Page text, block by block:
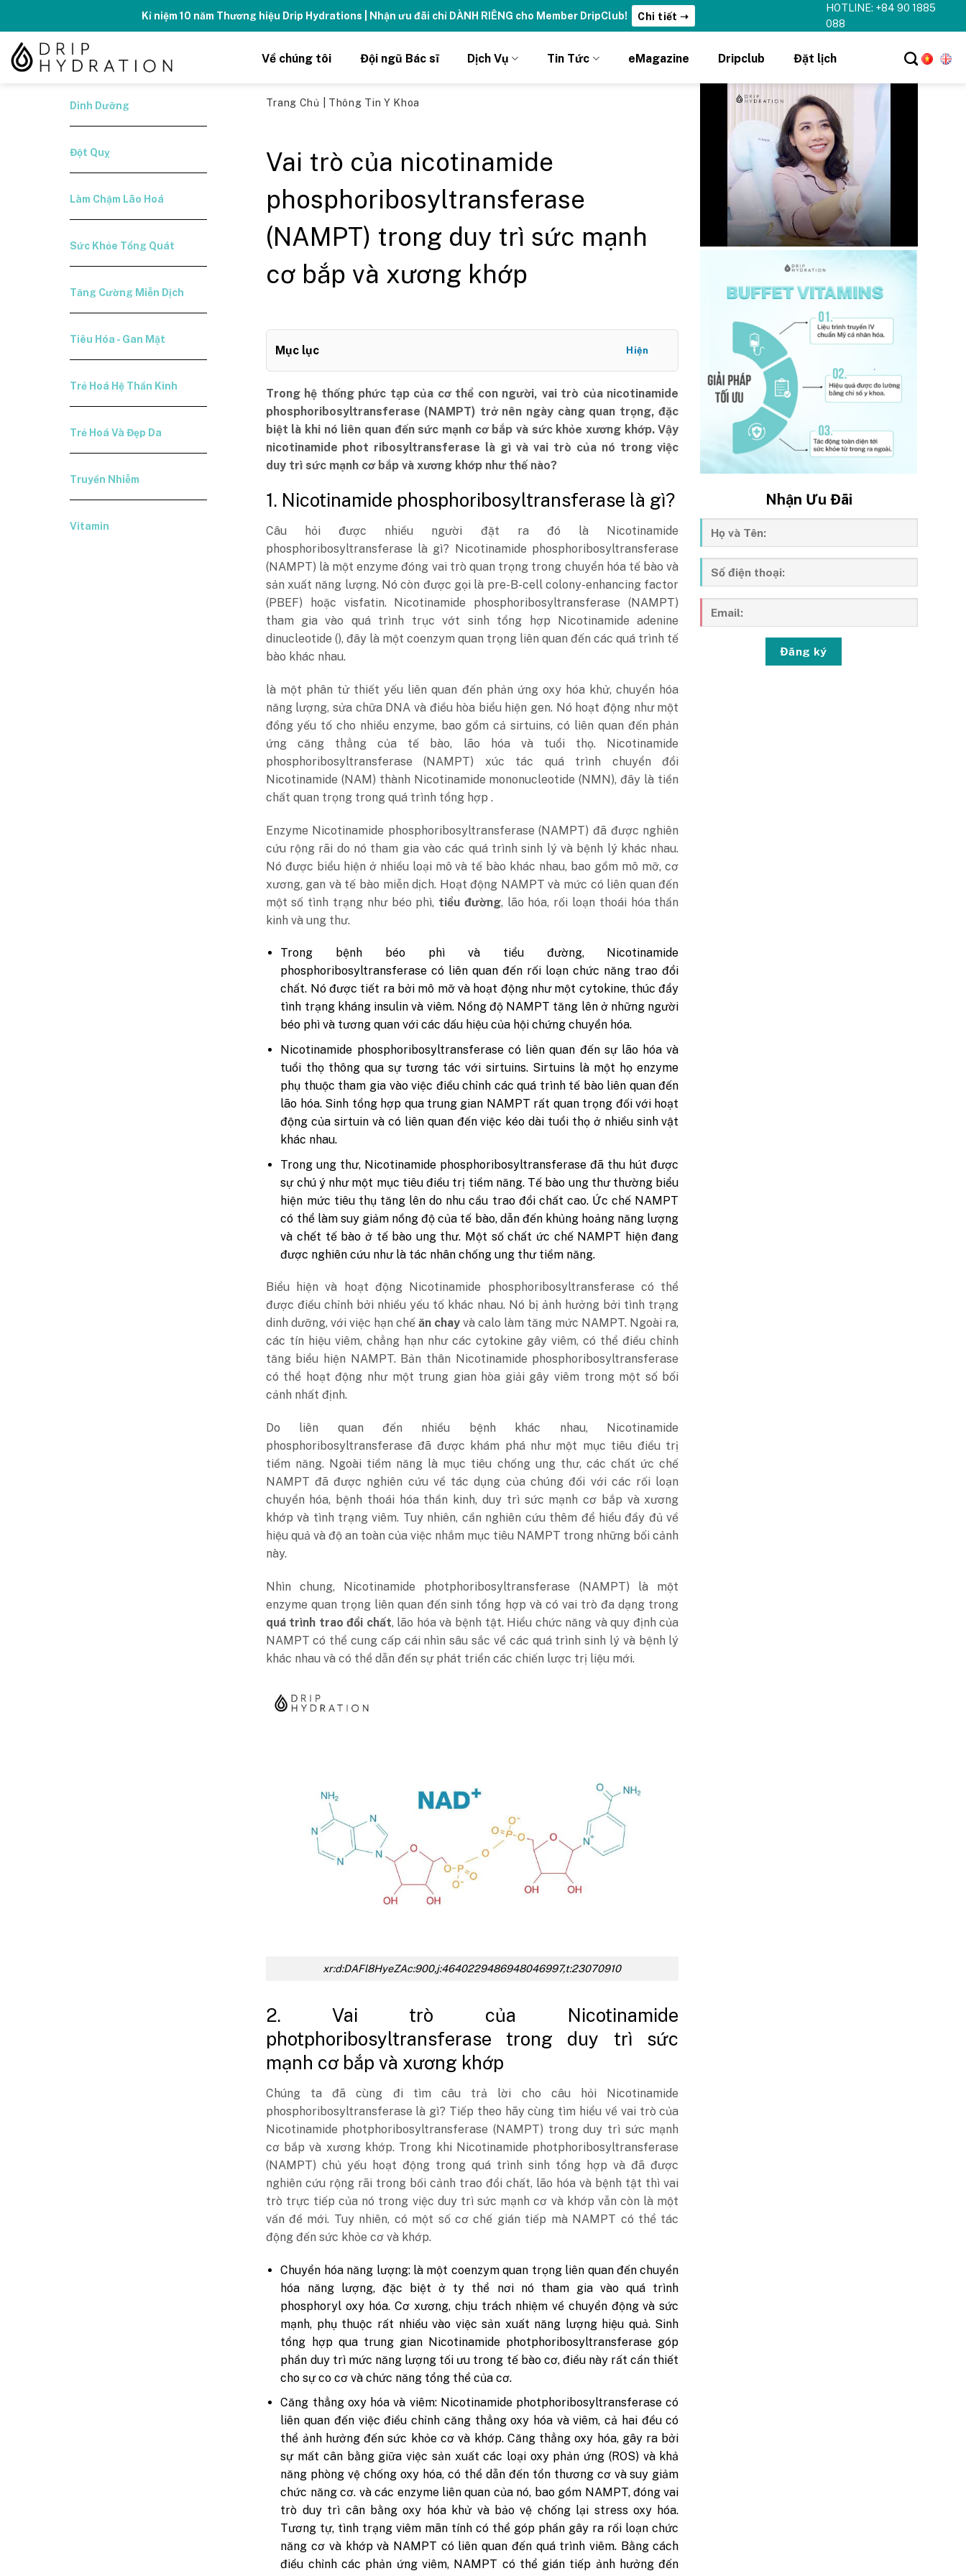
content
Kỉ niệm 10 năm Thương hiệu Drip Hydrations | Nhận ưu đãi chỉ DÀNH RIÊNG cho Member DripClub! Chi tiết ➝
HOTLINE: +84 90 1885
088
Về chúng tôi Đội ngũ Bác sĩ Dịch Vụ Tin Tức eMagazine Dripclub Đặt lịch
Dinh Dưỡng
Đột Quỵ
Làm Chậm Lão Hoá
Sức Khỏe Tổng Quát
Tăng Cường Miễn Dịch
Tiêu Hóa - Gan Mật
Trẻ Hoá Hệ Thần Kinh
Trẻ Hoá Và Đẹp Da
Truyền Nhiễm
Vitamin
Trang Chủ Thông Tin Y Khoa
Vai trò của nicotinamide
phosphoribosyltransferase
(NAMPT) trong duy trì sức mạnh
cơ bắp và xương khớp
Mục lục Hiện
Trong hệ thống phức tạp của cơ thể con người, vai trò của nicotinamide
phosphoribosyltransferase (NAMPT) trở nên ngày càng quan trọng, đặc
biệt là khi nó liên quan đến sức mạnh cơ bắp và sức khỏe xương khớp. Vậy
nicotinamide phot ribosyltransferase là gì và vai trò của nó trong việc
duy trì sức mạnh cơ bắp và xương khớp như thế nào?
1. Nicotinamide phosphoribosyltransferase là gì?
Câu hỏi được nhiều người đặt ra đó là Nicotinamide
phosphoribosyltransferase là gì? Nicotinamide phosphoribosyltransferase
(NAMPT) là một enzyme đóng vai trò quan trọng trong chuyển hóa tế bào và
sản xuất năng lượng. Nó còn được gọi là pre-B-cell colony-enhancing factor
(PBEF) hoặc visfatin. Nicotinamide phosphoribosyltransferase (NAMPT)
tham gia vào quá trình trục vớt sinh tổng hợp Nicotinamide adenine
dinucleotide (), đây là một coenzym quan trọng liên quan đến các quá trình tế
bào khác nhau.
là một phân tử thiết yếu liên quan đến phản ứng oxy hóa khử, chuyển hóa
năng lượng, sửa chữa DNA và điều hòa biểu hiện gen. Nó hoạt động như một
đồng yếu tố cho nhiều enzyme, bao gồm cả sirtuins, có liên quan đến phản
ứng căng thẳng của tế bào, lão hóa và tuổi thọ. Nicotinamide
phosphoribosyltransferase (NAMPT) xúc tác quá trình chuyển đổi
Nicotinamide (NAM) thành Nicotinamide mononucleotide (NMN), đây là tiền
chất quan trọng trong quá trình tổng hợp .
Enzyme Nicotinamide phosphoribosyltransferase (NAMPT) đã được nghiên
cứu rộng rãi do nó tham gia vào các quá trình sinh lý và bệnh lý khác nhau.
Nó được biểu hiện ở nhiều loại mô và tế bào khác nhau, bao gồm mô mỡ, cơ
xương, gan và tế bào miễn dịch. Hoạt động NAMPT và mức có liên quan đến
một số tình trạng như béo phì, tiểu đường, lão hóa, rối loạn thoái hóa thần
kinh và ung thư.
Trong bệnh béo phì và tiểu đường, Nicotinamide
phosphoribosyltransferase có liên quan đến rối loạn chức năng trao đổi
chất. Nó được tiết ra bởi mô mỡ và hoạt động như một cytokine, thúc đẩy
tình trạng kháng insulin và viêm. Nồng độ NAMPT tăng lên ở những người
béo phì và tương quan với các dấu hiệu của hội chứng chuyển hóa.
Nicotinamide phosphoribosyltransferase có liên quan đến sự lão hóa và
tuổi thọ thông qua sự tương tác với sirtuins. Sirtuins là một họ enzyme
phụ thuộc tham gia vào việc điều chỉnh các quá trình tế bào liên quan đến
lão hóa. Sinh tổng hợp qua trung gian NAMPT rất quan trọng đối với hoạt
động của sirtuin và có liên quan đến việc kéo dài tuổi thọ ở nhiều sinh vật
khác nhau.
Trong ung thư, Nicotinamide phosphoribosyltransferase đã thu hút được
sự chú ý như một mục tiêu điều trị tiềm năng. Tế bào ung thư thường biểu
hiện mức tiêu thụ tăng lên do nhu cầu trao đổi chất cao. Ức chế NAMPT
có thể làm suy giảm nồng độ của tế bào, dẫn đến khủng hoảng năng lượng
và chết tế bào ở tế bào ung thư. Một số chất ức chế NAMPT hiện đang
được nghiên cứu như là tác nhân chống ung thư tiềm năng.
Biểu hiện và hoạt động Nicotinamide phosphoribosyltransferase có thể
được điều chỉnh bởi nhiều yếu tố khác nhau. Nó bị ảnh hưởng bởi tình trạng
dinh dưỡng, với việc hạn chế ăn chayvà calo làm tăng mức NAMPT. Ngoài ra,
các tín hiệu viêm, chẳng hạn như các cytokine gây viêm, có thể điều chỉnh
tăng biểu hiện NAMPT. Bản thân Nicotinamide phosphoribosyltransferase
có thể hoạt động như một trung gian hòa giải gây viêm trong một số bối
cảnh nhất định.
Do liên quan đến nhiều bệnh khác nhau, Nicotinamide
phosphoribosyltransferase đã được khám phá như một mục tiêu điều trị
tiềm năng. Ngoài tiềm năng là mục tiêu chống ung thư, các chất ức chế
NAMPT đã được nghiên cứu về tác dụng của chúng đối với các rối loạn
chuyển hóa, bệnh thoái hóa thần kinh, duy trì sức mạnh cơ bắp và xương
khớp và tình trạng viêm. Tuy nhiên, cần nghiên cứu thêm để hiểu đầy đủ về
hiệu quả và độ an toàn của việc nhắm mục tiêu NAMPT trong những bối cảnh
này.
Nhìn chung, Nicotinamide photphoribosyltransferase (NAMPT) là một
enzyme quan trọng liên quan đến sinh tổng hợp và có vai trò đa dạng trong
quá trình trao đổi chất, lão hóa và bệnh tật. Hiểu chức năng và quy định của
NAMPT có thể cung cấp cái nhìn sâu sắc về các quá trình sinh lý và bệnh lý
khác nhau và có thể dẫn đến sự phát triển các chiến lược trị liệu mới.
xr:d:DAFl8HyeZAc:900,j:4640229486948046997,t:23070910
2. Vai trò của Nicotinamide
photphoribosyltransferase trong duy trì sức
mạnh cơ bắp và xương khớp
Chúng ta đã cùng đi tìm câu trả lời cho câu hỏi Nicotinamide
phosphoribosyltransferase là gì? Tiếp theo hãy cùng tìm hiểu về vai trò của
Nicotinamide photphoribosyltransferase (NAMPT) trong duy trì sức mạnh
cơ bắp và xương khớp. Trong khi Nicotinamide photphoribosyltransferase
(NAMPT) chủ yếu hoạt động trong quá trình sinh tổng hợp và đã được
nghiên cứu rộng rãi trong bối cảnh trao đổi chất, lão hóa và bệnh tật thì vai
trò trực tiếp của nó trong việc duy trì sức mạnh cơ và khớp vẫn còn là một
vấn đề mới. Tuy nhiên, có một số cơ chế gián tiếp mà NAMPT có thể tác
động đến sức khỏe cơ và khớp.
Chuyển hóa năng lượng: là một coenzym quan trọng liên quan đến chuyển
hóa năng lượng, đặc biệt ở ty thể nơi nó tham gia vào quá trình
phosphoryl oxy hóa. Cơ xương, chịu trách nhiệm về chuyển động và sức
mạnh, phụ thuộc rất nhiều vào việc sản xuất năng lượng hiệu quả. Sinh
tổng hợp qua trung gian Nicotinamide photphoribosyltransferase góp
phần duy trì mức năng lượng tối ưu trong tế bào cơ, điều này rất cần thiết
cho sự co cơ và chức năng tổng thể của cơ.
Căng thẳng oxy hóa và viêm: Nicotinamide photphoribosyltransferase có
liên quan đến việc điều chỉnh căng thẳng oxy hóa và viêm, cả hai đều có
thể ảnh hưởng đến sức khỏe cơ và khớp. Căng thẳng oxy hóa, gây ra bởi
sự mất cân bằng giữa việc sản xuất các loại oxy phản ứng (ROS) và khả
năng phòng vệ chống oxy hóa, có thể dẫn đến tổn thương cơ và suy giảm
chức năng cơ. và các enzyme liên quan của nó, bao gồm NAMPT, đóng vai
trò duy trì cân bằng oxy hóa khử và bảo vệ chống lại stress oxy hóa.
Tương tự, tình trạng viêm mãn tính có thể góp phần gây ra rối loạn chức
năng cơ và khớp và NAMPT có liên quan đến quá trình viêm. Bằng cách
điều chỉnh các phản ứng viêm, NAMPT có thể gián tiếp ảnh hưởng đến
Nhận Ưu Đãi
Đăng ký